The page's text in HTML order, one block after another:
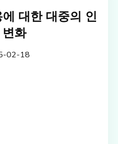
대한 대중의 인
화
02-18